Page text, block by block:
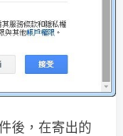
後，在寄出的